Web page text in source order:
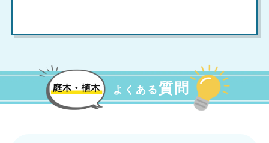
よくある質問